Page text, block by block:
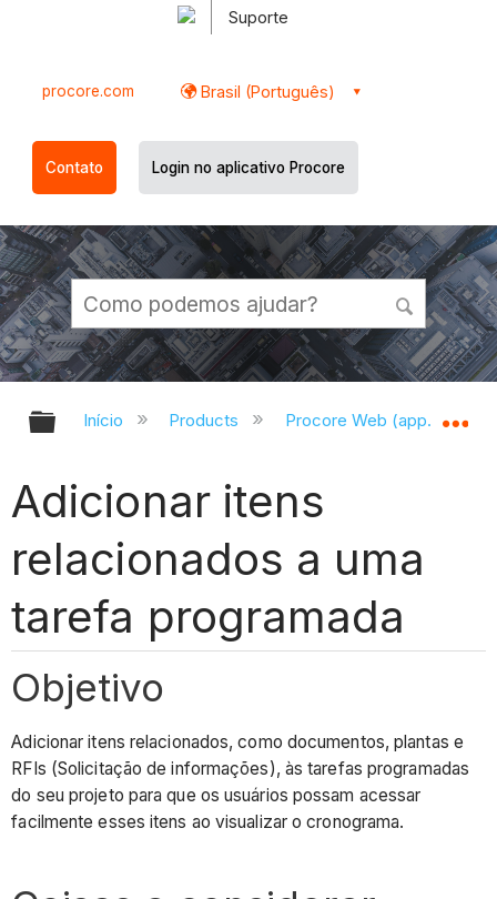
Suporte
procore.com Brasil (Português)
Contato Login no aplicativo Procore
Expandir/recolher hierarquia
Início Products Procore Web
Adicionar itens
relacionados a uma
tarefa programada
Objetivo
Adicionar itens relacionados, como documentos, plantas e
RFIs (Solicitação de informações), às tarefas programadas
do seu projeto para que os usuários possam acessar
facilmente esses itens ao visualizar o cronograma.